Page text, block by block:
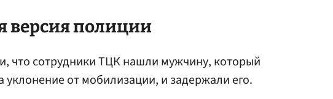
версия полиции
что сотрудники ТЦК нашли мужчину, который
уклонение от мобилизации, и задержали его.